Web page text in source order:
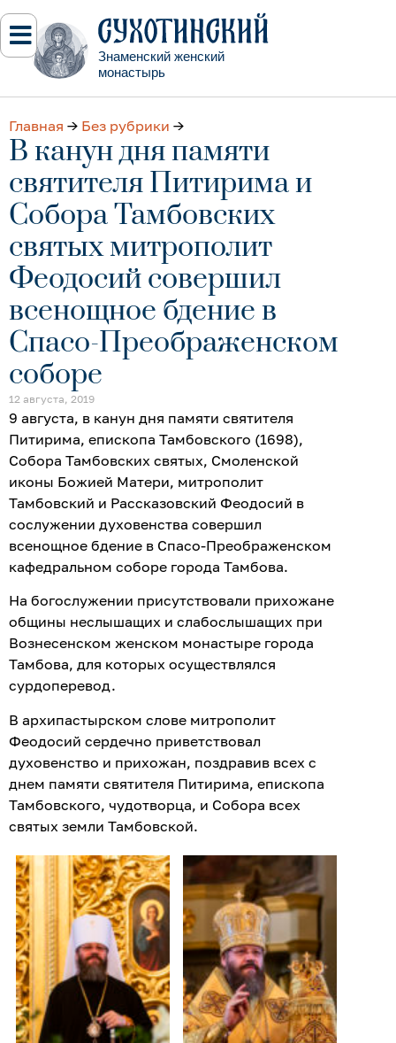
Знаменский женский
монастырь
Главная → Без рубрики →
В канун дня памяти
святителя Питирима и
Собора Тамбовских
святых митрополит
Феодосий совершил
всенощное бдение в
Спасо-Преображенском
соборе
12 августа, 2019
9 августа, в канун дня памяти святителя
Питирима, епископа Тамбовского (1698),
Собора Тамбовских святых, Смоленской
иконы Божией Матери, митрополит
Тамбовский и Рассказовский Феодосий в
сослужении духовенства совершил
всенощное бдение в Спасо-Преображенском
кафедральном соборе города Тамбова.
На богослужении присутствовали прихожане
общины неслышащих и слабослышащих при
Вознесенском женском монастыре города
Тамбова, для которых осуществлялся
сурдоперевод.
В архипастырском слове митрополит
Феодосий сердечно приветствовал
духовенство и прихожан, поздравив всех с
днем памяти святителя Питирима, епископа
Тамбовского, чудотворца, и Собора всех
святых земли Тамбовской.